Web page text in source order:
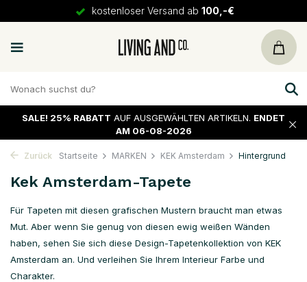
30 Tage Rückgaberecht
SALE! 25% RABATT AUF AUSGEWÄHLTEN ARTIKELN. ENDET
AM 06-08-2026
Zurück Startseite MARKEN KEK Amsterdam Hintergrund
Kek Amsterdam-Tapete
Für Tapeten mit diesen grafischen Mustern braucht man etwas
Mut. Aber wenn Sie genug von diesen ewig weißen Wänden
haben, sehen Sie sich diese Design-Tapetenkollektion von KEK
Amsterdam an. Und verleihen Sie Ihrem Interieur Farbe und
Charakter.